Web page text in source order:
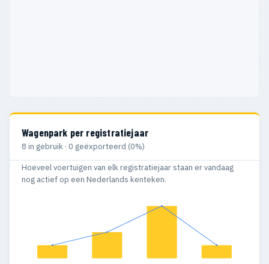
Wagenpark per registratiejaar
8 in gebruik · 0 geëxporteerd (0%)
Hoeveel voertuigen van elk registratiejaar staan er vandaag
nog actief op een Nederlands kenteken.